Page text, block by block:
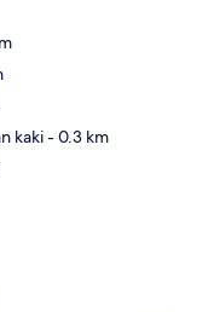
kaki- 0.3 km